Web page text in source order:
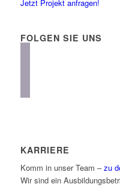
Jetzt Projekt anfragen!
FOLGEN SIE UNS
KARRIERE
Komm in unser Team –zu
Wir sind ein